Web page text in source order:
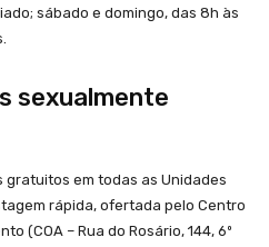
sábado e domingo, das 8h às
sexualmente
em todas as Unidades
rápida, ofertada pelo Centro
(COA – Rua do Rosário, 144, 6º